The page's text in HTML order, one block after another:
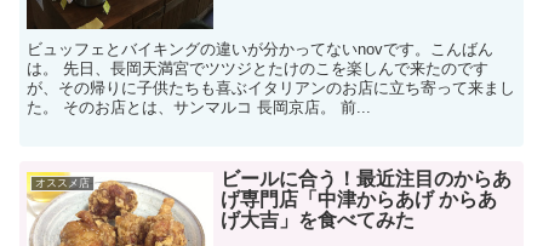
ビュッフェとバイキングの違いが分かってないnovです。こんばん
は。 先日、長岡天満宮でツツジとたけのこを楽しんで来たのです
が、その帰りに子供たちも喜ぶイタリアンのお店に立ち寄って来まし
た。 そのお店とは、サンマルコ 長岡京店。 前...
オススメ店
ビールに合う！最近注目のからあ
げ専門店「中津からあげ からあ
げ大吉」を食べてみた